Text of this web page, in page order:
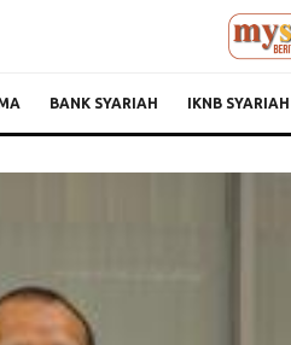
BANK SYARIAH IKNB SYARIAH